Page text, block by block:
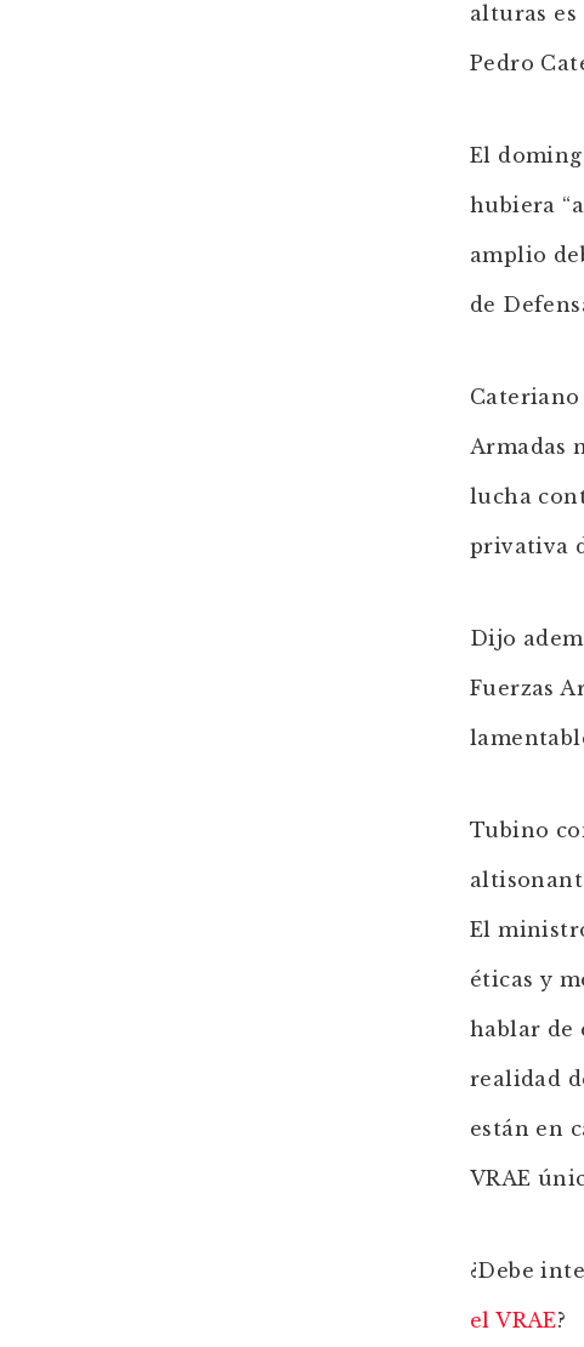
alturas
Pedro
El
hubiera
amplio
de
Cateriano
Armadas
lucha
privativa
Dijo
Fuerzas
Tubino
El
éticas y
hablar de
realidad
están en
VRAE
¿Debe
el VRAE?